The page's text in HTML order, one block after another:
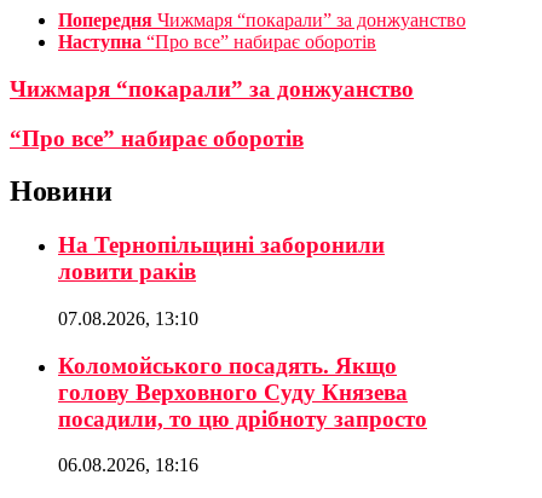
Попередня Чижмаря “покарали” за донжуанство
Наступна “Про все” набирає оборотів
Чижмаря “покарали” за донжуанство
“Про все” набирає оборотів
Новини
На Тернопільщині заборонили
ловити раків
07.08.2026, 13:10
Коломойського посадять. Якщо
голову Верховного Суду Князева
посадили, то цю дрібноту запросто
06.08.2026, 18:16